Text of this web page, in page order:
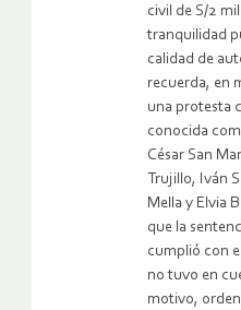
civil de S/2
tranquilidad
calidad de
recuerda, en
una protesta
conocida
César San
Trujillo, Iván
Mella y Elvia
que la
cumplió con
no tuvo en
motivo,